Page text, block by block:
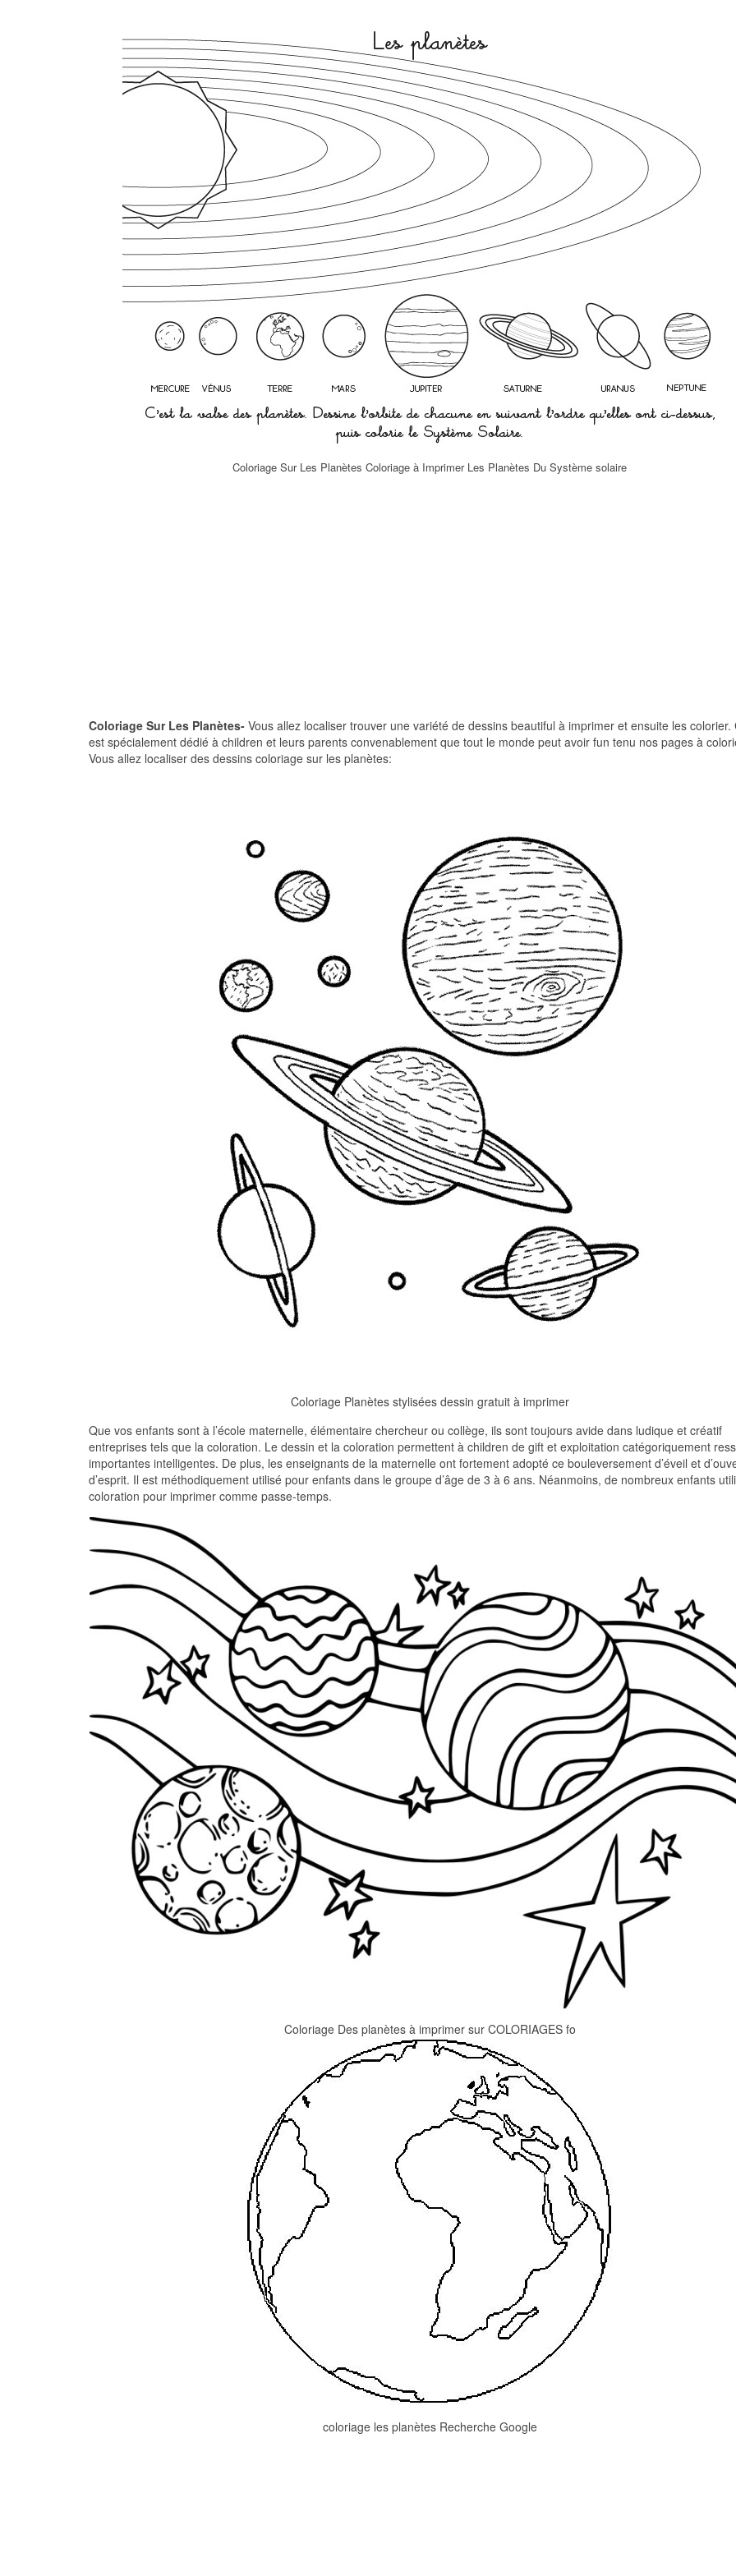
Coloriage Sur Les Planètes Coloriage à Imprimer Les Planètes Du Système solaire
Coloriage Sur Les Planètes- Vous allez localiser trouver une variété de dessins beautiful à imprimer et ensuite les colorier.
est spécialement dédié à children et leurs parents convenablement que tout le monde peut avoir fun tenu nos pages à
Vous allez localiser des dessins coloriage sur les planètes:
Coloriage Planètes stylisées dessin gratuit à imprimer
Que vos enfants sont à l’école maternelle, élémentaire chercheur ou collège, ils sont toujours avide dans ludique et créatif
entreprises tels que la coloration. Le dessin et la coloration permettent à children de gift et exploitation catégoriquement
importantes intelligentes. De plus, les enseignants de la maternelle ont fortement adopté ce bouleversement d’éveil et
d’esprit. Il est méthodiquement utilisé pour enfants dans le groupe d’âge de 3 à 6 ans. Néanmoins, de nombreux enfants
coloration pour imprimer comme passe-temps.
Coloriage Des planètes à imprimer sur COLORIAGES fo
coloriage les planètes Recherche Google